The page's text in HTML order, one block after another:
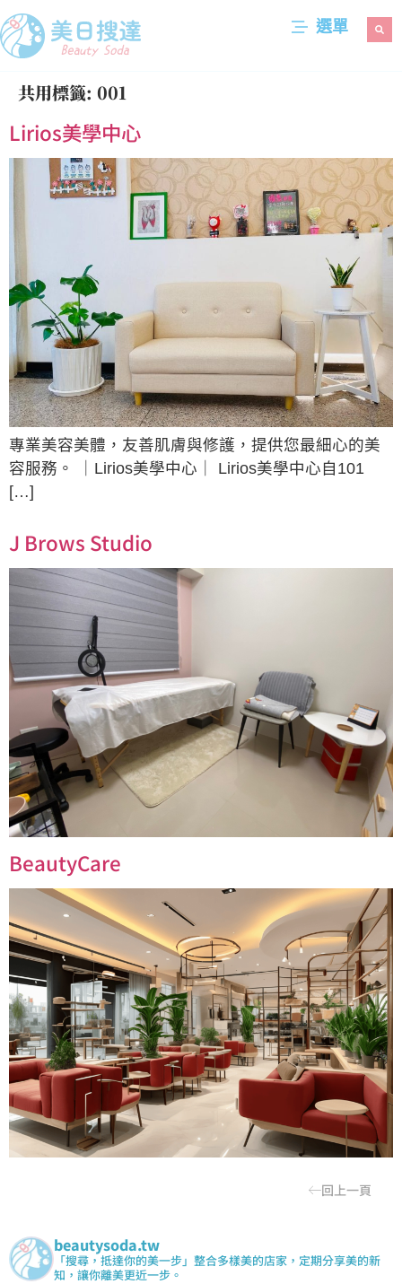
選單
共用標籤: 001
Lirios美學中心
專業美容美體，友善肌膚與修護，提供您最細心的美
容服務。 ｜Lirios美學中心｜ Lirios美學中心自101
[…]
J Brows Studio
BeautyCare
回上一頁
beautysoda.tw
「搜尋，抵達你的美一步」整合多樣美的店家，定期分享美的新
知，讓你離美更近一步。